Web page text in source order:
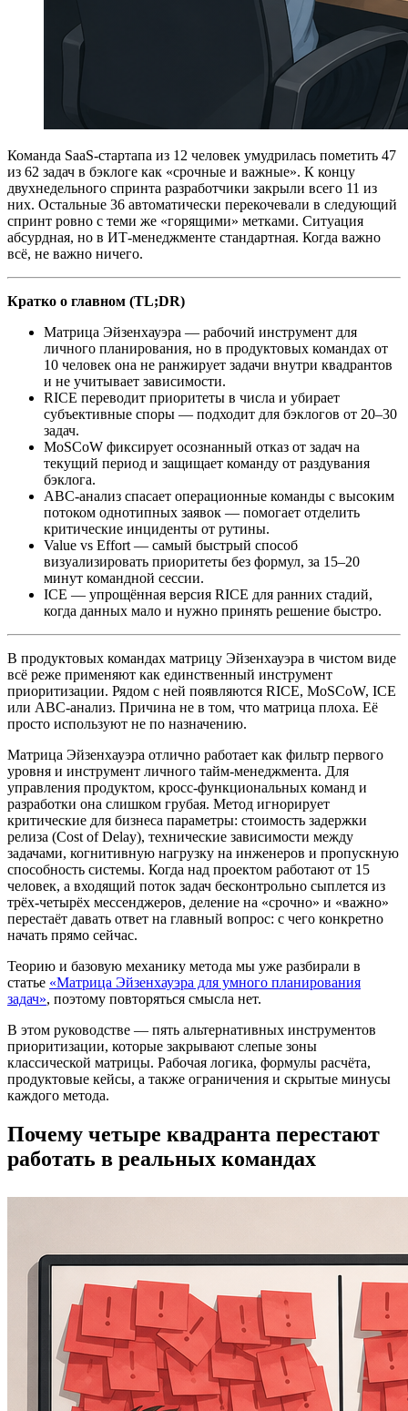
Команда SaaS-стартапа из 12 человек умудрилась пометить 47
из 62 задач в бэклоге как «срочные и важные». К концу
двухнедельного спринта разработчики закрыли всего 11 из
них. Остальные 36 автоматически перекочевали в следующий
спринт ровно с теми же «горящими» метками. Ситуация
абсурдная, но в ИТ-менеджменте стандартная. Когда важно
всё, не важно ничего.
Кратко о главном (TL;DR)
Матрица Эйзенхауэра — рабочий инструмент для
личного планирования, но в продуктовых командах от
10 человек она не ранжирует задачи внутри квадрантов
и не учитывает зависимости.
RICE переводит приоритеты в числа и убирает
субъективные споры — подходит для бэклогов от 20–30
задач.
MoSCoW фиксирует осознанный отказ от задач на
текущий период и защищает команду от раздувания
бэклога.
ABC-анализ спасает операционные команды с высоким
потоком однотипных заявок — помогает отделить
критические инциденты от рутины.
Value vs Effort — самый быстрый способ
визуализировать приоритеты без формул, за 15–20
минут командной сессии.
ICE — упрощённая версия RICE для ранних стадий,
когда данных мало и нужно принять решение быстро.
В продуктовых командах матрицу Эйзенхауэра в чистом виде
всё реже применяют как единственный инструмент
приоритизации. Рядом с ней появляются RICE, MoSCoW, ICE
или ABC-анализ. Причина не в том, что матрица плоха. Её
просто используют не по назначению.
Матрица Эйзенхауэра отлично работает как фильтр первого
уровня и инструмент личного тайм-менеджмента. Для
управления продуктом, кросс-функциональных команд и
разработки она слишком грубая. Метод игнорирует
критические для бизнеса параметры: стоимость задержки
релиза (Cost of Delay), технические зависимости между
задачами, когнитивную нагрузку на инженеров и пропускную
способность системы. Когда над проектом работают от 15
человек, а входящий поток задач бесконтрольно сыплется из
трёх-четырёх мессенджеров, деление на «срочно» и «важно»
перестаёт давать ответ на главный вопрос: с чего конкретно
начать прямо сейчас.
Теорию и базовую механику метода мы уже разбирали в
статье «Матрица Эйзенхауэра для умного планирования
задач», поэтому повторяться смысла нет.
В этом руководстве — пять альтернативных инструментов
приоритизации, которые закрывают слепые зоны
классической матрицы. Рабочая логика, формулы расчёта,
продуктовые кейсы, а также ограничения и скрытые минусы
каждого метода.
Почему четыре квадранта перестают
работать в реальных командах